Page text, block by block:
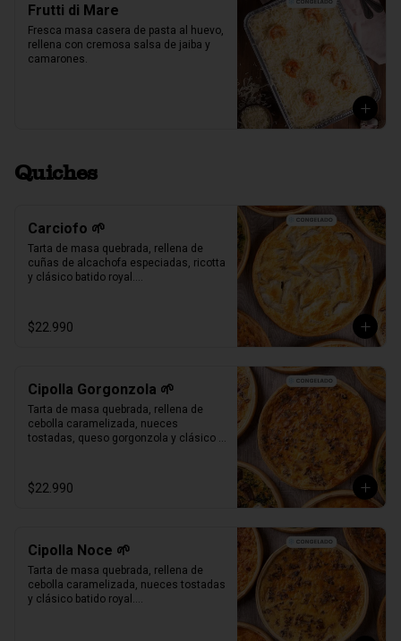
Frutti di Mare
Fresca masa casera de pasta al huevo,
rellena con cremosa salsa de jaiba y
camarones.
Quiches
Carciofo 🌱
Tarta de masa quebrada, rellena de
cuñas de alcachofa especiadas, ricotta
y clásico batido royal.
$22.990
Cipolla Gorgonzola 🌱
Tarta de masa quebrada, rellena de
cebolla caramelizada, nueces
tostadas, queso gorgonzola y clásico
Producto Congelado ❄️
$22.990
Cipolla Noce 🌱
Tarta de masa quebrada, rellena de
cebolla caramelizada, nueces tostadas
y clásico batido royal.